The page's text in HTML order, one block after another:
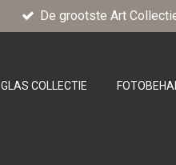
De grootste Art
GLAS COLLECTIE